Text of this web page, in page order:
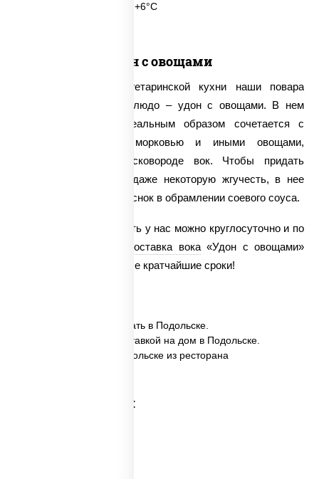
6 часов при t° от +2°C до +6°C
Удон с овощами
Для поклоннинков вегетаринской кухни наши повара
готовят специальное блюдо – удон с овощами. В нем
пшеничная лапша идеальным образом сочетается с
болгарским перцем, морковью и иными овощами,
приготовленными на сковороде вок. Чтобы придать
лапше вок остроту и даже некоторую жгучесть, в нее
добавляется свежий чеснок в обрамлении соевого соуса.
Удон с овощами заказать у нас можно круглосуточно и по
Доставка вока«Удон с овощами»
осуществляется в самые кратчайшие сроки!
✅ Удон с овощами заказать в Подольске.
✅ Удон с овощами с доставкой на дом в Подольске.
✅ Удон с овощами в Подольске из ресторана
Категории товара: